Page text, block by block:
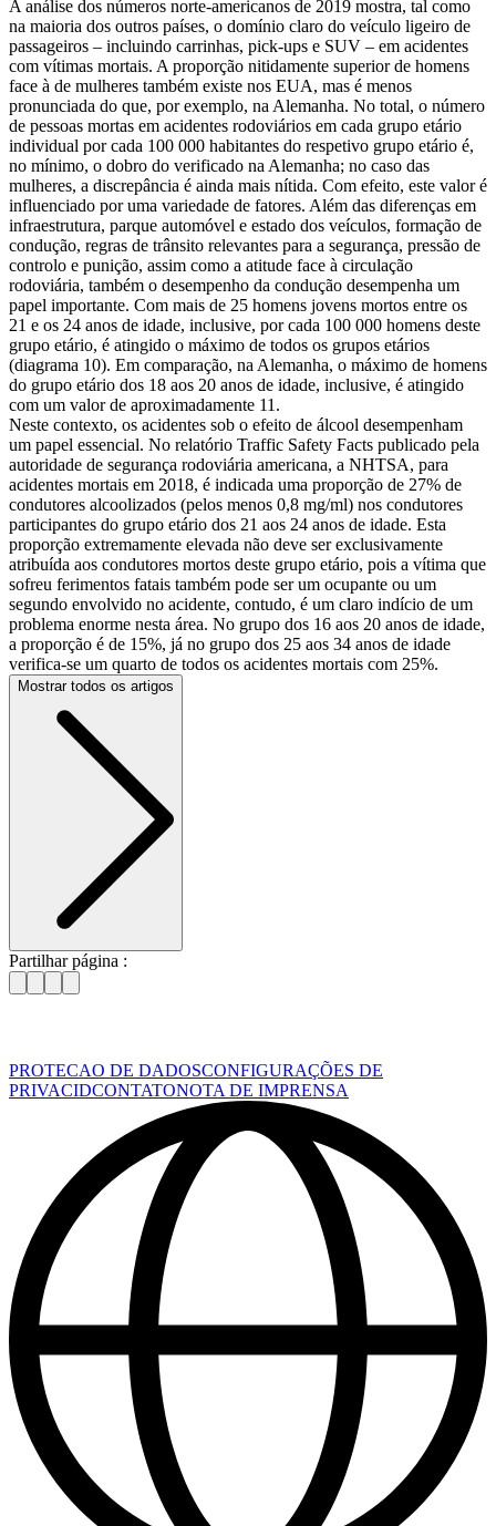
A análise dos números norte-americanos de 2019 mostra, tal como
na maioria dos outros países, o domínio claro do veículo ligeiro de
passageiros – incluindo carrinhas, pick-ups e SUV – em acidentes
com vítimas mortais. A proporção nitidamente superior de homens
face à de mulheres também existe nos EUA, mas é menos
pronunciada do que, por exemplo, na Alemanha. No total, o número
de pessoas mortas em acidentes rodoviários em cada grupo etário
individual por cada 100 000 habitantes do respetivo grupo etário é,
no mínimo, o dobro do verificado na Alemanha; no caso das
mulheres, a discrepância é ainda mais nítida. Com efeito, este valor é
influenciado por uma variedade de fatores. Além das diferenças em
infraestrutura, parque automóvel e estado dos veículos, formação de
condução, regras de trânsito relevantes para a segurança, pressão de
controlo e punição, assim como a atitude face à circulação
rodoviária, também o desempenho da condução desempenha um
papel importante. Com mais de 25 homens jovens mortos entre os
21 e os 24 anos de idade, inclusive, por cada 100 000 homens deste
grupo etário, é atingido o máximo de todos os grupos etários
(diagrama 10). Em comparação, na Alemanha, o máximo de homens
do grupo etário dos 18 aos 20 anos de idade, inclusive, é atingido
com um valor de aproximadamente 11.
Neste contexto, os acidentes sob o efeito de álcool desempenham
um papel essencial. No relatório Traffic Safety Facts publicado pela
autoridade de segurança rodoviária americana, a NHTSA, para
acidentes mortais em 2018, é indicada uma proporção de 27% de
condutores alcoolizados (pelos menos 0,8 mg/ml) nos condutores
participantes do grupo etário dos 21 aos 24 anos de idade. Esta
proporção extremamente elevada não deve ser exclusivamente
atribuída aos condutores mortos deste grupo etário, pois a vítima que
sofreu ferimentos fatais também pode ser um ocupante ou um
segundo envolvido no acidente, contudo, é um claro indício de um
problema enorme nesta área. No grupo dos 16 aos 20 anos de idade,
a proporção é de 15%, já no grupo dos 25 aos 34 anos de idade
verifica-se um quarto de todos os acidentes mortais com 25%.
Mostrar todos os artigos
Partilhar página :
PROTECAO DE DADOSCONFIGURAÇÕES DE
PRIVACIDCONTATONOTA DE IMPRENSA